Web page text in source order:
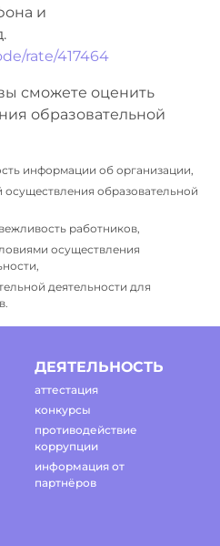
и
rate/417464
сможете оценить
образовательной
информации об организации,
образовательной
работников,
осуществления
деятельности для
ДЕЯТЕЛЬНОСТЬ
аттестация
конкурсы
противодействие
коррупции
информация от
партнёров